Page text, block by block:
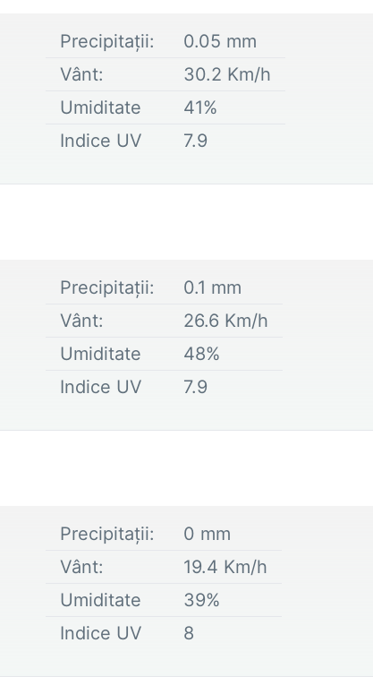
Precipitații: 0.05 mm
Vânt:
30.2 Km/h
Umiditate
41%
Indice UV
7.9
Precipitații: 0.1 mm
Vânt:
26.6 Km/h
Umiditate
48%
Indice UV
7.9
Precipitații: 0 mm
Vânt:
19.4 Km/h
Umiditate
39%
Indice UV
8